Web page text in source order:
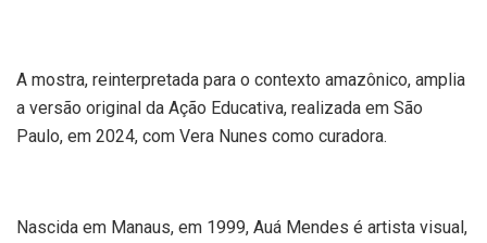
A mostra, reinterpretada para o contexto amazônico, amplia
a versão original da Ação Educativa, realizada em São
Paulo, em 2024, com Vera Nunes como curadora.
Nascida em Manaus, em 1999, Auá Mendes é artista visual,